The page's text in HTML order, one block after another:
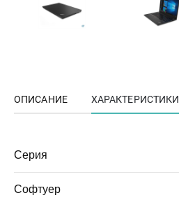
ОПИСАНИЕ ХАРАКТЕРИСТИКИ
Серия
Софтуер